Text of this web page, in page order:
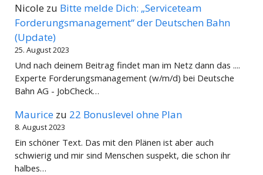
Nicole zu Bitte melde Dich: „Serviceteam
Forderungsmanagement“ der Deutschen Bahn
(Update)
25. August 2023
Und nach deinem Beitrag findet man im Netz dann das ....
Experte Forderungsmanagement (w/m/d) bei Deutsche
Bahn AG - JobCheck…
Maurice zu 22 Bonuslevel ohne Plan
8. August 2023
Ein schöner Text. Das mit den Plänen ist aber auch
schwierig und mir sind Menschen suspekt, die schon ihr
halbes…